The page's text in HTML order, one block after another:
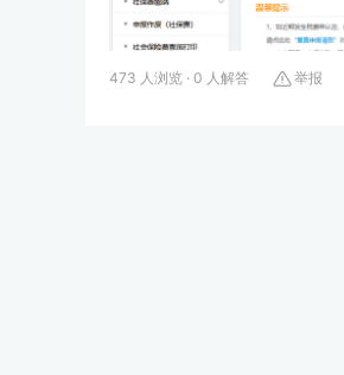
473 人浏览 · 0 人解答 举报